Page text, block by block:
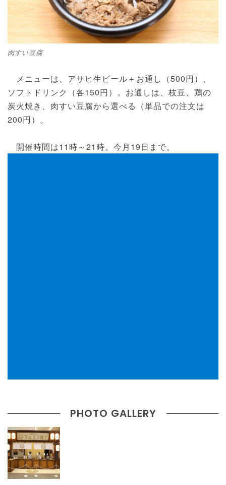
肉すい豆腐
メニューは、アサヒ生ビール＋お通し（500円）、
ソフトドリンク（各150円）。お通しは、枝豆、鶏の
炭火焼き、肉すい豆腐から選べる（単品での注文は
200円）。
開催時間は11時～21時。今月19日まで。
PHOTO GALLERY